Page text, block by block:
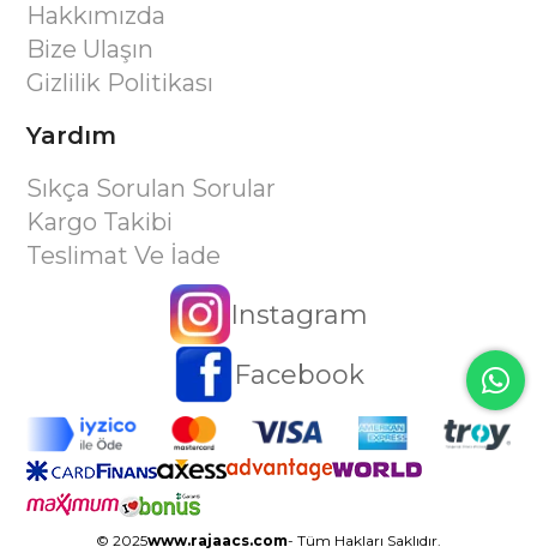
Hakkımızda
Bize Ulaşın
Gizlilik Politikası
Yardım
Sıkça Sorulan Sorular
Kargo Takibi
Teslimat Ve İade
Instagram
Facebook
© 2025www.rajaacs.com- Tüm Hakları Saklıdır.